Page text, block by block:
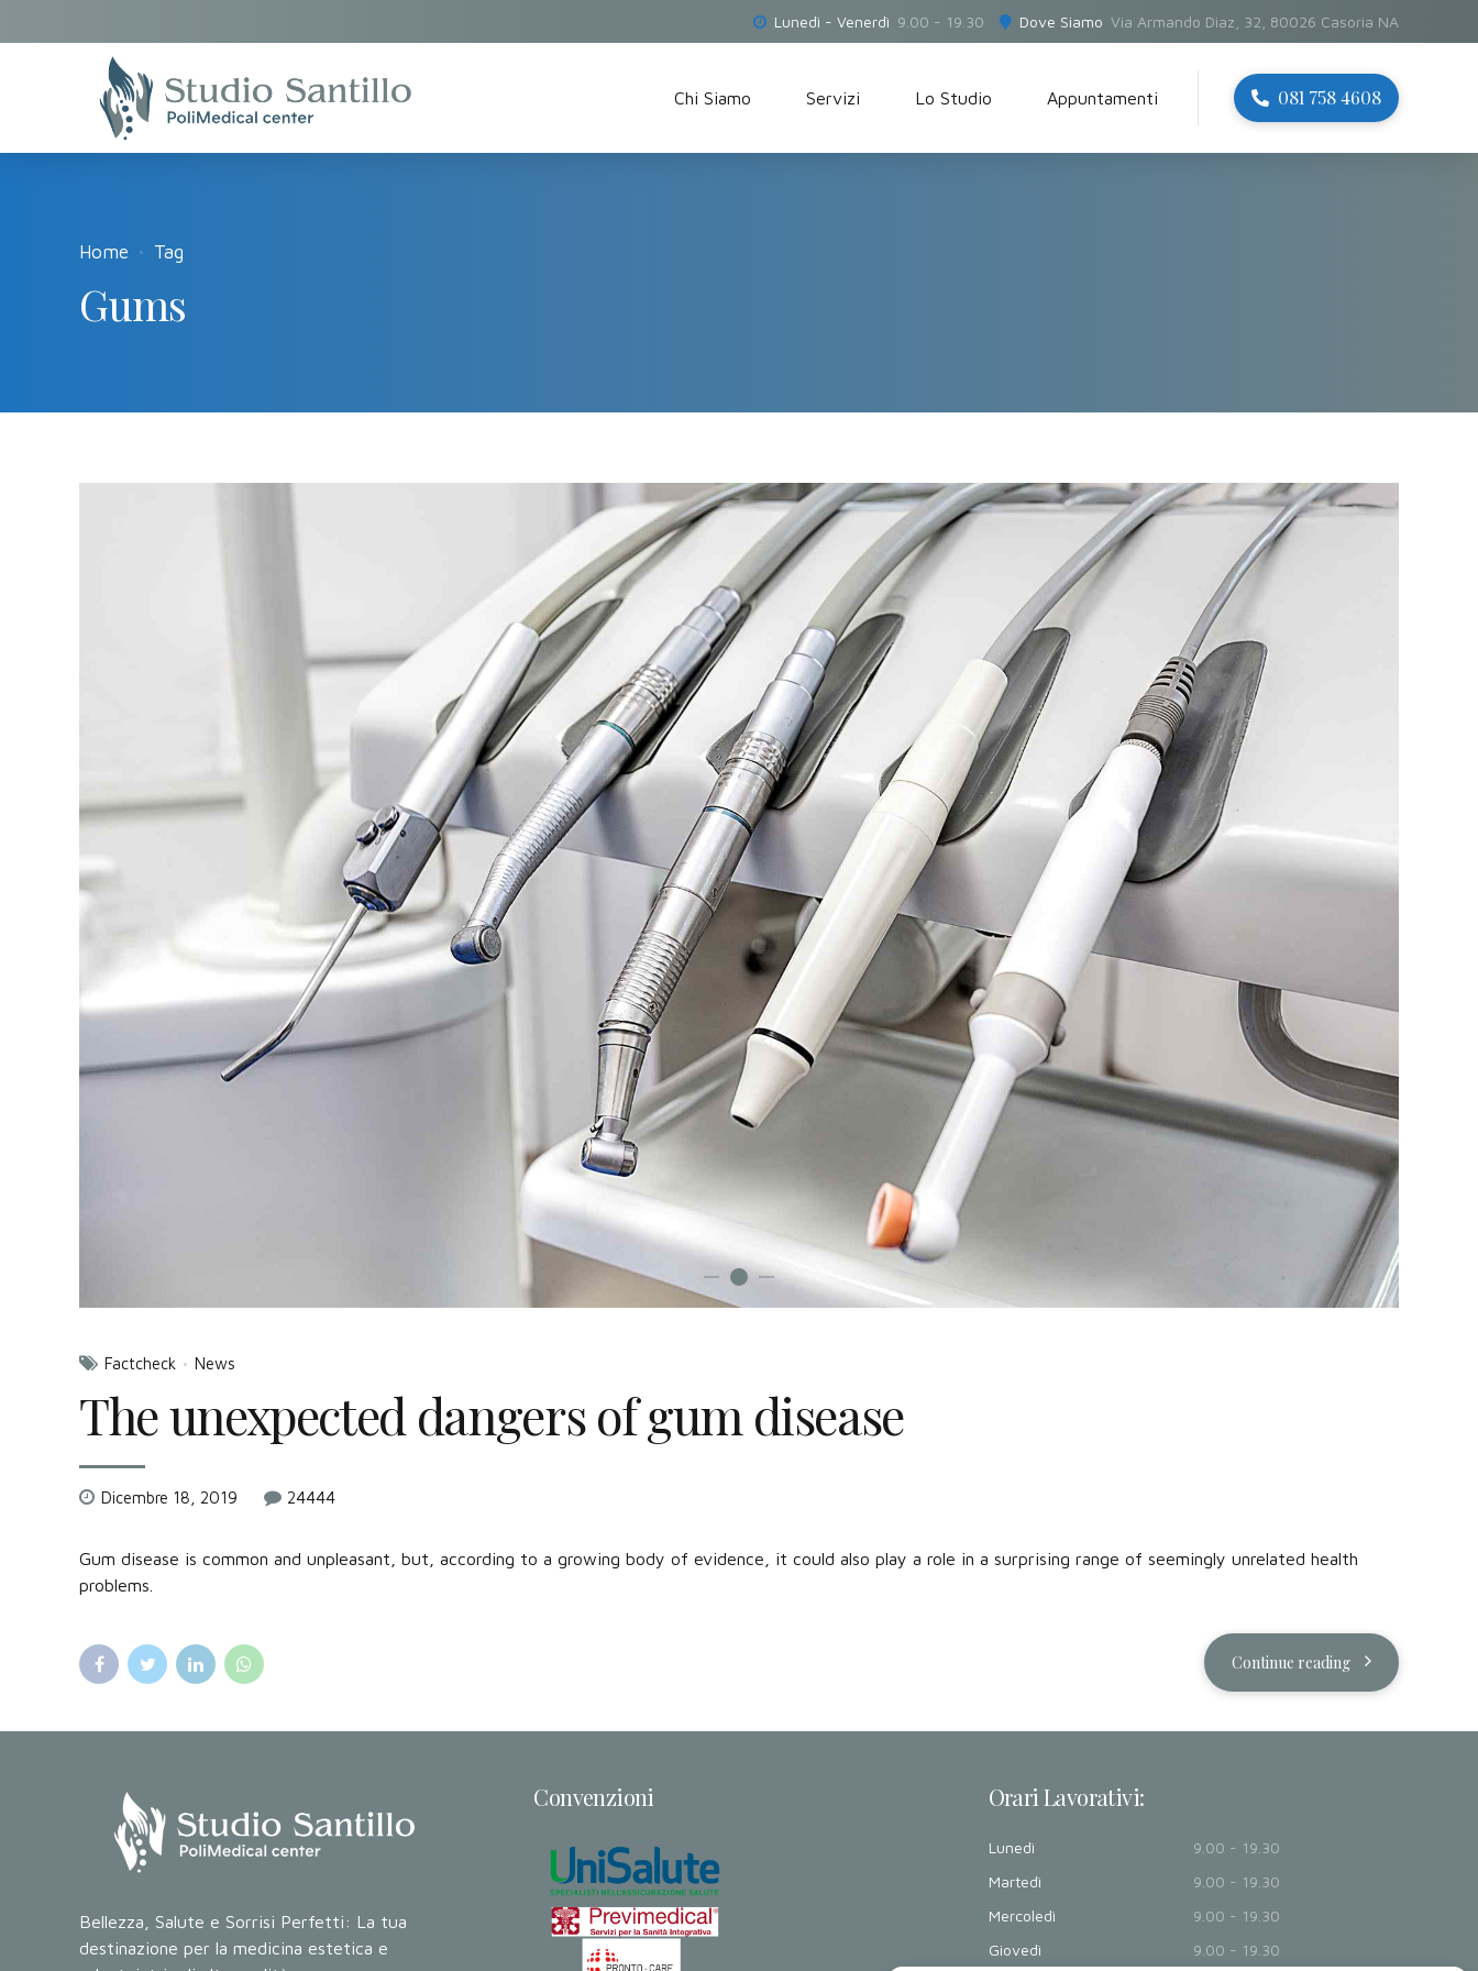
Lunedì - Venerdì 9.00 - 19.30 Dove Siamo Via Armando Diaz, 32, 80026 Casoria NA
081 758 4608
Chi Siamo Servizi Lo Studio Appuntamenti
Home Tag
Gums
Factcheck News
The unexpected dangers of gum disease
Dicembre 18, 2019 24444
Gum disease is common and unpleasant, but, according to a growing body of evidence, it could also play a role in a surprising range of seemingly unrelated health
problems.
Continue reading
Bellezza, Salute e Sorrisi Perfetti: La tua
destinazione per la medicina estetica e
Convenzioni Orari Lavorativi:
Lunedì
9.00 - 19.30
Martedì
9.00 - 19.30
Mercoledì
9.00 - 19.30
Giovedì
9.00 - 19.30